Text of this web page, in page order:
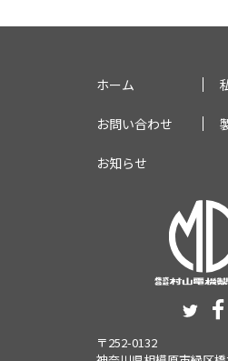
ホーム
お問い合わせ
お知らせ
〒252-0132